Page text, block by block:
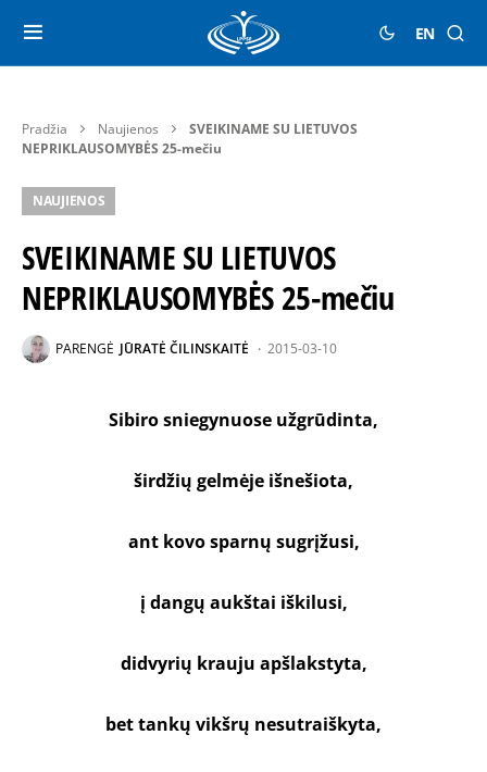
EN
Pradžia Naujienos
SVEIKINAME SU LIETUVOS
NEPRIKLAUSOMYBĖS 25-mečiu
NAUJIENOS
SVEIKINAME SU LIETUVOS
NEPRIKLAUSOMYBĖS 25-mečiu
PARENGĖ JŪRATĖ ČILINSKAITĖ 2015-03-10
Sibiro sniegynuose užgrūdinta,
širdžių gelmėje išnešiota,
ant kovo sparnų sugrįžusi,
į dangų aukštai iškilusi,
didvyrių krauju apšlakstyta,
bet tankų vikšrų nesutraiškyta,